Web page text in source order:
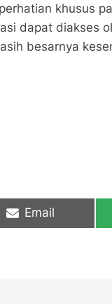
khusus
dapat diakses
besarnya
Share
Email